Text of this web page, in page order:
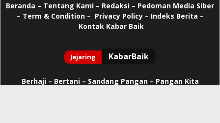
Beranda – Tentang Kami – Redaksi – Pedoman Media Siber
– Term & Condition – Privacy Policy– Indeks Berita –
Kontak Kabar Baik
Berhaji– Bertani – Sandang Pangan – Pangan Kita